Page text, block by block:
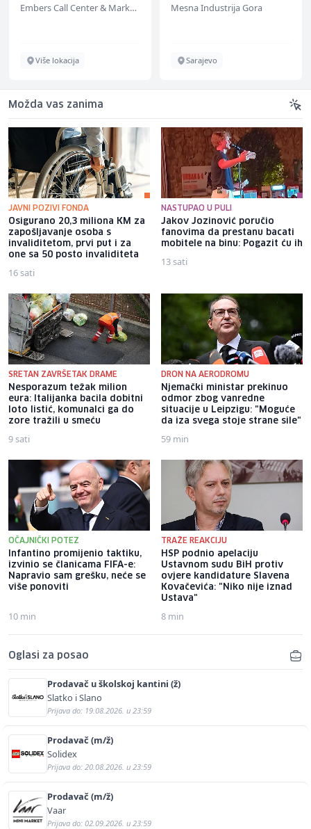
Embers Call Center & Marketing
Više lokacija
Mesna Industrija Gora
Sarajevo
Možda vas zanima
JAVNI POZIVI FONDA
Osigurano 20,3 miliona KM za
zapošljavanje osoba s
invaliditetom, prvi put i za
one sa 50 posto invaliditeta
16 sati
NASTUPAO U PULI
Jakov Jozinović poručio
fanovima da prestanu bacati
mobitele na binu: Pogazit ću ih
13 sati
SRETAN ZAVRŠETAK DRAME
Nesporazum težak milion
eura: Italijanka bacila dobitni
loto listić, komunalci ga do
zore tražili u smeću
9 sati
DRON NA AERODROMU
Njemački ministar prekinuo
odmor zbog vanredne
situacije u Leipzigu: "Moguće
da iza svega stoje strane sile"
59 min
OČAJNIČKI POTEZ
Infantino promijenio taktiku,
izvinio se članicama FIFA-e:
Napravio sam grešku, neće se
više ponoviti
10 min
TRAŽE REAKCIJU
HSP podnio apelaciju
Ustavnom sudu BiH protiv
ovjere kandidature Slavena
Kovačevića: "Niko nije iznad
Ustava"
8 min
Oglasi za posao
Prodavač u školskoj kantini (ž)
Slatko i Slano
Prijava do: 19.08.2026. u 23:59
Prodavač (m/ž)
Solidex
Prijava do: 20.08.2026. u 23:59
Prodavač (m/ž)
Vaar
Prijava do: 02.09.2026. u 23:59